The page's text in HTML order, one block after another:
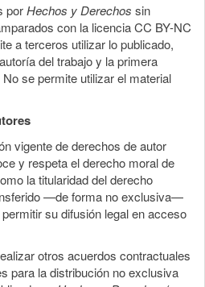
porHechos y Derechos sin
con la licencia CC BY-NC
a terceros utilizar lo publicado,
del trabajo y la primera
se permite utilizar el material
vigente de derechos de autor
y respeta el derecho moral de
la titularidad del derecho
—de forma no exclusiva—
su difusión legal en acceso
otros acuerdos contractuales
para la distribución no exclusiva